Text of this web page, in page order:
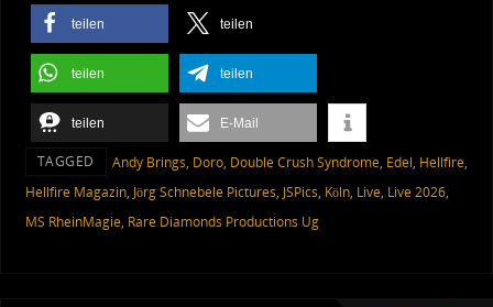
teilen teilen
teilen teilen
teilen E-Mail
TAGGED Andy Brings, Doro, Double Crush Syndrome, Edel, Hellfire,
Hellfire Magazin, Jörg Schnebele Pictures, JSPics, Köln, Live, Live 2026,
MS RheinMagie, Rare Diamonds Productions Ug